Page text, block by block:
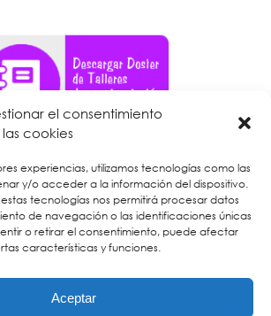
el consentimiento
cookies
experiencias, utilizamos tecnologías como las
y/o acceder a la información del dispositivo.
tecnologías nos permitirá procesar datos
de navegación o las identificaciones únicas
o retirar el consentimiento, puede afectar
características y funciones.
Aceptar